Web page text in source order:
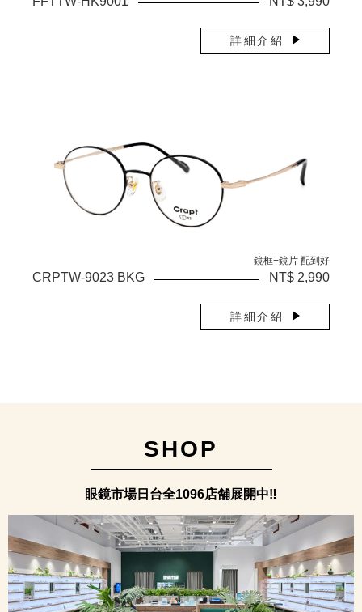
詳細介紹
鏡框+鏡片 配到好
CRPTW-9023 BKG NT$ 2,990
詳細介紹
SHOP
眼鏡市場日台全1096店舗展開中‼